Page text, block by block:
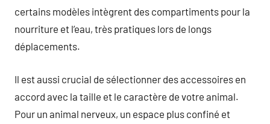
certains modèles intègrent des compartiments pour la
nourriture et l’eau, très pratiques lors de longs
déplacements.
Il est aussi crucial de sélectionner des accessoires en
accord avec la taille et le caractère de votre animal.
Pour un animal nerveux, un espace plus confiné et